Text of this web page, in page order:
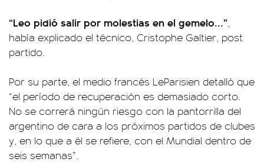
“Leo pidió salir por molestias en el gemelo...”,
había explicado el técnico, Cristophe Galtier, post
partido.
Por su parte, el medio francés LeParisien detalló que
“el período de recuperación es demasiado corto.
No se correrá ningún riesgo con la pantorrilla del
argentino de cara a los próximos partidos de clubes
y, en lo que a él se refiere, con el Mundial dentro de
seis semanas”.